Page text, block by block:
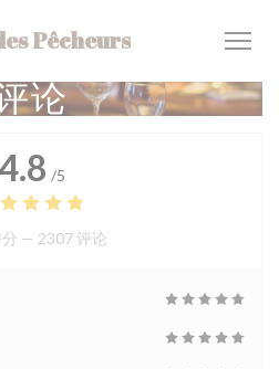
Pêcheurs
论
4.8 /5
— 2307 评论